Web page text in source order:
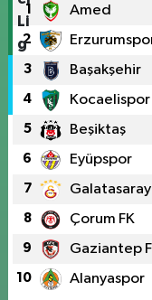
1 Amed
2
3 Başakşehir
4 Kocaelispor
5 Beşiktaş
6 Eyüpspor
7 Galatasaray
8 Çorum FK
9 Gaziantep
10 Alanyaspor